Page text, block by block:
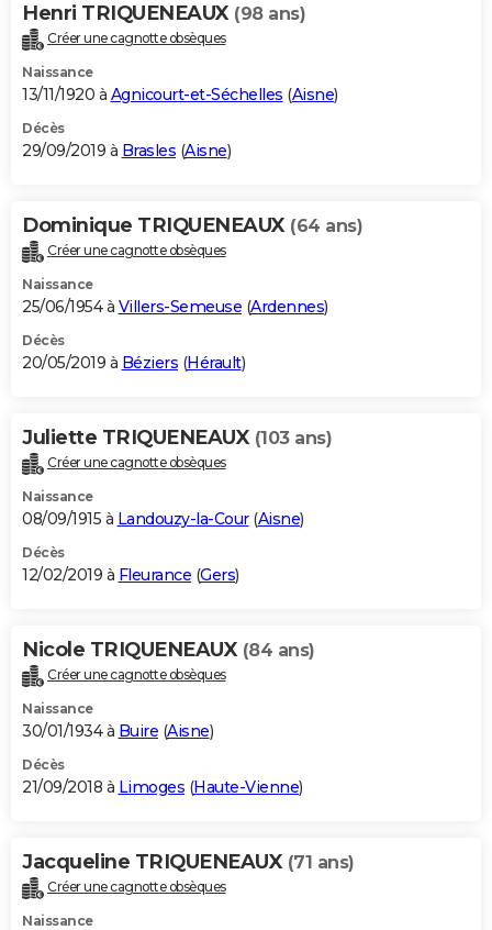
Henri TRIQUENEAUX (98 ans)
Créer une cagnotte obsèques
Naissance
13/11/1920 à Agnicourt-et-Séchelles (Aisne)
Décès
29/09/2019 à Brasles (Aisne)
Dominique TRIQUENEAUX (64 ans)
Créer une cagnotte obsèques
Naissance
25/06/1954 à Villers-Semeuse (Ardennes)
Décès
20/05/2019 à Béziers (Hérault)
Juliette TRIQUENEAUX (103 ans)
Créer une cagnotte obsèques
Naissance
08/09/1915 à Landouzy-la-Cour(Aisne)
Décès
12/02/2019 à Fleurance (Gers)
Nicole TRIQUENEAUX (84 ans)
Créer une cagnotte obsèques
Naissance
30/01/1934 à Buire (Aisne)
Décès
21/09/2018 à Limoges (Haute-Vienne)
Jacqueline TRIQUENEAUX (71 ans)
Créer une cagnotte obsèques
Naissance